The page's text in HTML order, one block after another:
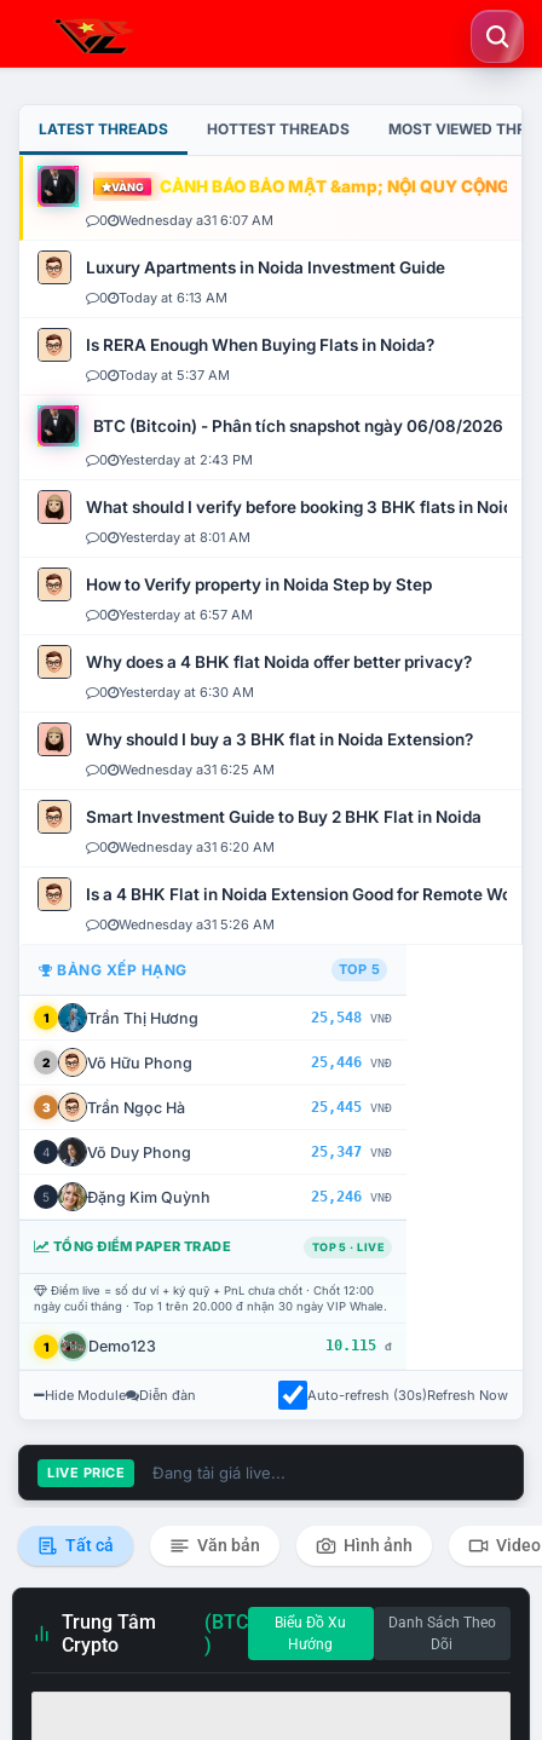
LATEST THREADS HOTTEST THREADS MOST VIEWED
VÀNG CẢNH BÁO BẢO MẬT &amp; NỘI QUY CỘNG
0 Wednesday a31 6:07 AM
Luxury Apartments in Noida Investment Guide
0 Today at 6:13 AM
Is RERA Enough When Buying Flats in Noida?
0 Today at 5:37 AM
BTC (Bitcoin) - Phân tích snapshot ngày 06/08/2026
0 Yesterday at 2:43 PM
What should I verify before booking 3 BHK flats in Noida?
0 Yesterday at 8:01 AM
How to Verify property in Noida Step by Step
0 Yesterday at 6:57 AM
Why does a 4 BHK flat Noida offer better privacy?
0 Yesterday at 6:30 AM
Why should I buy a 3 BHK flat in Noida Extension?
0 Wednesday a31 6:25 AM
Smart Investment Guide to Buy 2 BHK Flat in Noida
0 Wednesday a31 6:20 AM
Is a 4 BHK Flat in Noida Extension Good for Remote Work?
0 Wednesday a31 5:26 AM
BẢNG XẾP HẠNG TOP 5
1 Trần Thị Hương 25,548 VNĐ
2 Võ Hữu Phong 25,446 VNĐ
3 Trần Ngọc Hà 25,445 VNĐ
4 Võ Duy Phong 25,347 VNĐ
5 Đặng Kim Quỳnh 25,246 VNĐ
TỔNG ĐIỂM PAPER TRADE TOP 5 · LIVE
Điểm live = số dư ví + ký quỹ + PnL chưa chốt · Chốt 12:00
ngày cuối tháng · Top 1 trên 20.000 đ nhận 30 ngày VIP Whale.
1 Demo123 10.115 đ
Hide Module Diễn đàn Auto-refresh (30s)Refresh Now
LIVE PRICE Đang tải giá live...
Tất cả Văn bản Hình ảnh Video
Trung Tâm
Crypto
(BTC
)
Biểu Đồ Xu
Hướng
Danh Sách Theo
Dõi